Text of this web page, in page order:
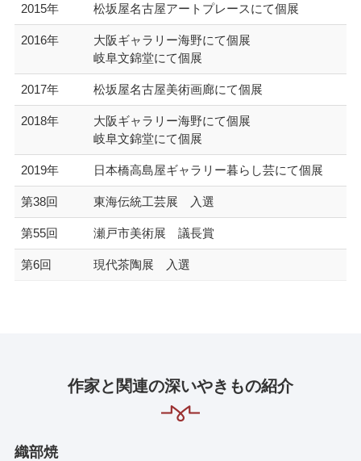
2015年 松坂屋名古屋アートプレースにて個展
2016年
大阪ギャラリー海野にて個展
岐阜文錦堂にて個展
2017年 松坂屋名古屋美術画廊にて個展
2018年
大阪ギャラリー海野にて個展
岐阜文錦堂にて個展
2019年 日本橋高島屋ギャラリー暮らし芸にて個展
第38回 東海伝統工芸展 入選
第55回 瀬戸市美術展 議長賞
第6回 現代茶陶展 入選
作家と関連の深いやきもの紹介
織部焼